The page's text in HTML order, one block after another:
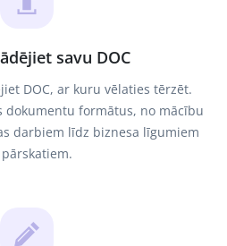
savu DOC
DOC, ar kuru vēlaties tērzēt.
dokumentu formātus, no mācību
darbiem līdz biznesa līgumiem